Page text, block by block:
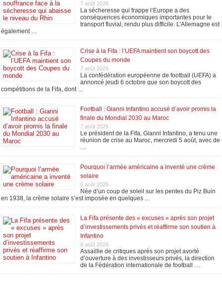
7 août 2026
La sécheresse qui frappe l’Europe a des
conséquences économiques importantes pour le
transport fluvial, rendu plus difficile. L’Allemagne est
également …
Crise à la Fifa : l’UEFA maintient son boycott des
Coupes du monde
7 août 2026
La confédération européenne de football (UEFA) a
annoncé jeudi 6 octobre que son boycott des
compétitions de la Fifa, dont …
Football : Gianni Infantino accusé d’avoir promis la
finale du Mondial 2030 au Maroc
7 août 2026
Le président de la Fifa, Gianni Infantino, a tenu une
réunion de crise au Maroc, mercredi 5 août, avec de
…
Pourquoi l’armée américaine a inventé une crème
solaire
6 août 2026
Née d’un coup de soleil sur les pentes du Piz Buin
en 1938, la crème solaire s’est imposée en quelques …
La Fifa présente des « excuses » après son projet
d’investissements privés et réaffirme son soutien à
Infantino
6 août 2026
Assaillie de critiques après son projet avorté
d’ouverture à des investisseurs privés, la direction
de la Fédération internationale de football …